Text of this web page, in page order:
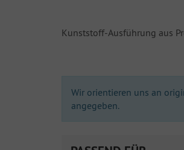
Kunststoff-Ausführung aus
Wir orientieren uns an
angegeben.